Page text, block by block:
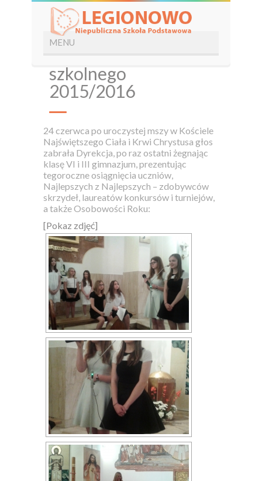
szkolnego
2015/2016
24 czerwca po uroczystej mszy w Kościele
Najświętszego Ciała i Krwi Chrystusa głos
zabrała Dyrekcja, po raz ostatni żegnając
klasę VI i III gimnazjum, prezentując
tegoroczne osiągnięcia uczniów,
Najlepszych z Najlepszych – zdobywców
skrzydeł, laureatów konkursów i turniejów,
a także Osobowości Roku:
[Pokaz zdjęć]